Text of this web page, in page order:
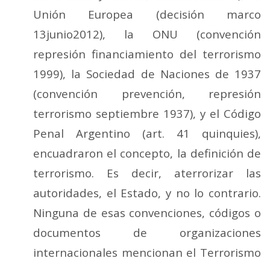
Unión Europea (decisión marco
13junio2012), la ONU (convención
represión financiamiento del terrorismo
1999), la Sociedad de Naciones de 1937
(convención prevención, represión
terrorismo septiembre 1937), y el Código
Penal Argentino (art. 41 quinquies),
encuadraron el concepto, la definición de
terrorismo. Es decir, aterrorizar las
autoridades, el Estado, y no lo contrario.
Ninguna de esas convenciones, códigos o
documentos de organizaciones
internacionales mencionan el Terrorismo